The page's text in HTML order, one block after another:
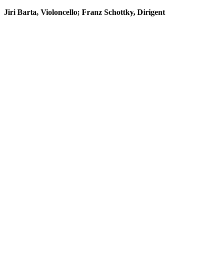
Jiri Barta, Violoncello; Franz Schottky, Dirigent